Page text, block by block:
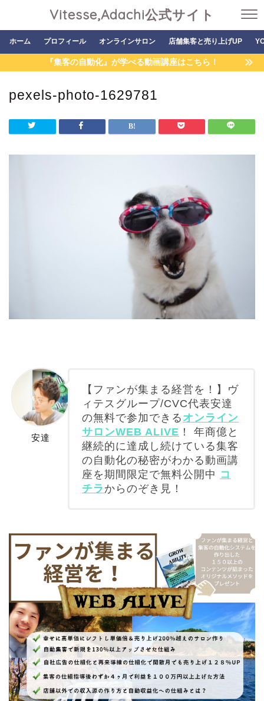
Vitesse,Adachi公式サイト
ホーム プロフィール オンラインサロン 店舗集客と売り上げUP
『集客の自動化』が学べる動画講座はこちら！
pexels-photo-1629781
安達
【ファンが集まる経営を！】ヴ
ィテスグループ/CVC代表安達
の無料で参加できる オンライン
サロンWEB ALIVE ！ 年商億と
継続的に達成し続けている集客
の自動化の秘密がわかる動画講
座を期間限定で無料公開中 コ
チラ からのぞき見！